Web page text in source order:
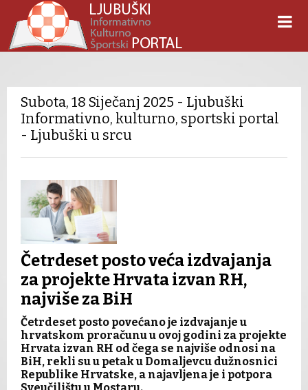
Subota, 18 Siječanj 2025 - Ljubuški
Informativno, kulturno, sportski portal
- Ljubuški u srcu
Četrdeset posto veća izdvajanja
za projekte Hrvata izvan RH,
najviše za BiH
Četrdeset posto povećano je izdvajanje u
hrvatskom proračunu u ovoj godini za projekte
Hrvata izvan RH od čega se najviše odnosi na
BiH, rekli su u petak u Domaljevcu dužnosnici
Republike Hrvatske, a najavljena je i potpora